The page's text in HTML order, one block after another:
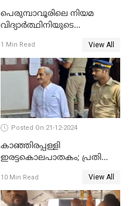
പെരുമ്പാവൂരിലെ നിയമ
വിദ്യാര്‍ത്ഥിനിയുടെ
അമീറുള്‍ ഇസ്ലാമിന്റെ
മനോനിലയില്‍ കുഴപ്പമില്ലെന്ന്
റിപ്പോര്‍ട്ട്
1 Min Read View All
Posted On 21-12-2024
കാഞ്ഞിരപ്പള്ളി
ഇരട്ടകൊലപാതകം; പ്രതി
ജീവപര്യന്തം
10 Min Read View All